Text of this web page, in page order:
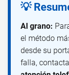
💡
Al grano:
el método
desde su
falla,